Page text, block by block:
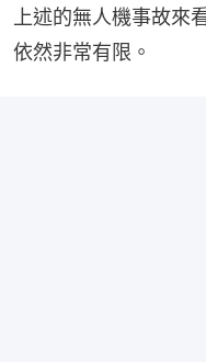
上述的無人機事故來
依然非常有限。